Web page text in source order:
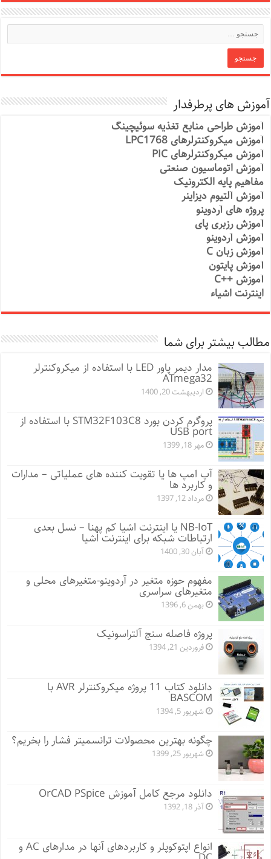
آموزش های پرطرفدار
آموزش طراحی منابع تغذیه سوئیچینگ
آموزش میکروکنترلرهای LPC1768
آموزش میکروکنترلرهای PIC
آموزش اتوماسیون صنعتی
مفاهیم پایه الکترونیک
آموزش آلتیوم دیزاینر
پروژه های آردوینو
آموزش رزبری پای
آموزش آردوینو
آموزش زبان C
آموزش پایتون
آموزش ++C
اینترنت اشیاء
مطالب بیشتر برای شما
مدار دیمر پاور LED با استفاده از میکروکنترلر
ATmega32
اردیبهشت 20, 1400
پروگرم کردن بورد STM32F103C8 با استفاده از
USB port
مهر 18, 1399
آپ امپ ها یا تقویت کننده های عملیاتی – مدارات
و کاربرد ها
مرداد 12, 1397
NB-IoT یا اینترنت اشیا کم پهنا – نسل بعدی
ارتباطات شبکه برای اینترنت اشیا
آبان 30, 1400
مفهوم حوزه متغیر در آردوینو-متغیرهای محلی و
متغیرهای سراسری
بهمن 6, 1396
پروژه فاصله سنج آلتراسونیک
فروردین 21, 1394
دانلود کتاب 11 پروژه میکروکنترلر AVR با
BASCOM
شهریور 5, 1394
چگونه بهترین محصولات ترانسمیتر فشار را بخریم؟
شهریور 25, 1399
دانلود مرجع کامل آموزش OrCAD PSpice
آذر 18, 1392
انواع اپتوکوپلر و کاربردهای آنها در مدارهای AC و